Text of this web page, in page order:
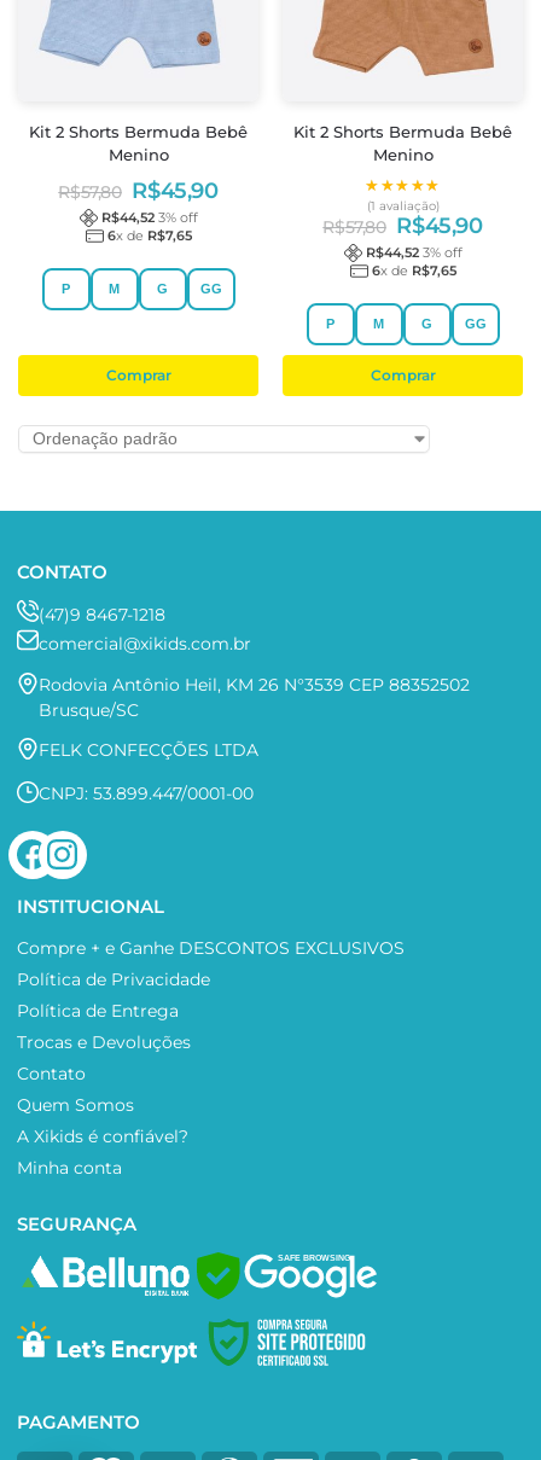
Kit 2 Shorts Bermuda Bebê
Menino
R$57,80 R$45,90
R$44,52 3% off
6x de R$7,65
P M G GG
Comprar
Kit 2 Shorts Bermuda Bebê
Menino
R$57,80 R$45,90
★★★★★
★★★★★
(1 avaliação)
R$44,52 3% off
6x de R$7,65
P M G GG
Comprar
CONTATO
(47)9 8467-1218
comercial@xikids.com.br
Rodovia Antônio Heil, KM 26 N°3539 CEP 88352502
Brusque/SC
FELK CONFECÇÕES LTDA
CNPJ: 53.899.447/0001-00
INSTITUCIONAL
Compre + e Ganhe DESCONTOS EXCLUSIVOS
Política de Privacidade
Política de Entrega
Trocas e Devoluções
Contato
Quem Somos
A Xikids é confiável?
Minha conta
SEGURANÇA
SAFE BROWSING
PAGAMENTO